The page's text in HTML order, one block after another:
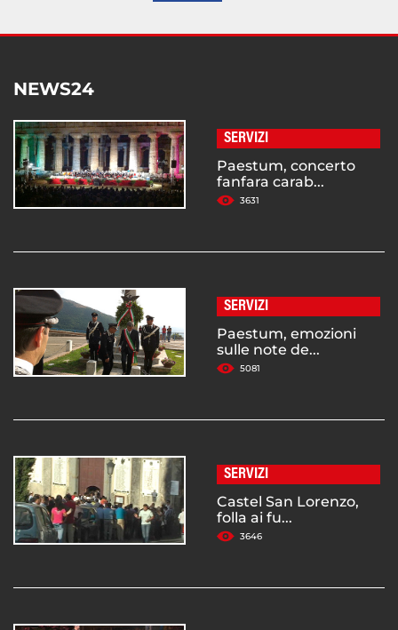
NEWS24
SERVIZI
Paestum, concerto
fanfara carab...
3631
SERVIZI
Paestum, emozioni
sulle note de...
5081
SERVIZI
Castel San Lorenzo,
folla ai fu...
3646